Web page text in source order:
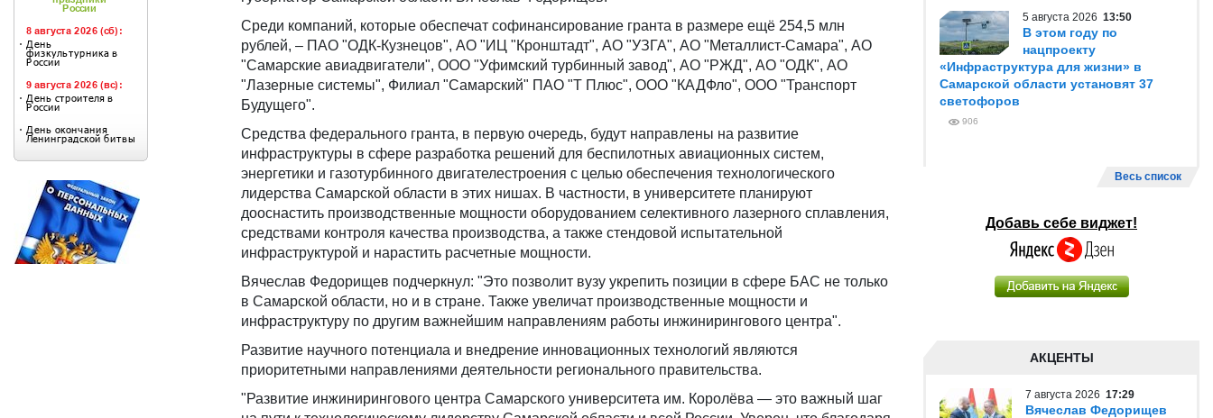
Среди компаний, которые обеспечат софинансирование гранта в размере ещё 254,5 млн
рублей, – ПАО "ОДК-Кузнецов", АО "ИЦ "Кронштадт", АО "УЗГА", АО "Металлист-Самара", АО
"Самарские авиадвигатели", ООО "Уфимский турбинный завод", АО "РЖД", АО "ОДК", АО
"Лазерные системы", Филиал "Самарский" ПАО "Т Плюс", ООО "КАДФло", ООО "Транспорт
Будущего".
Средства федерального гранта, в первую очередь, будут направлены на развитие
инфраструктуры в сфере разработка решений для беспилотных авиационных систем,
энергетики и газотурбинного двигателестроения с целью обеспечения технологического
лидерства Самарской области в этих нишах. В частности, в университете планируют
дооснастить производственные мощности оборудованием селективного лазерного сплавления,
средствами контроля качества производства, а также стендовой испытательной
инфраструктурой и нарастить расчетные мощности.
Вячеслав Федорищев подчеркнул: "Это позволит вузу укрепить позиции в сфере БАС не только
в Самарской области, но и в стране. Также увеличат производственные мощности и
инфраструктуру по другим важнейшим направлениям работы инжинирингового центра".
Развитие научного потенциала и внедрение инновационных технологий являются
приоритетными направлениями деятельности регионального правительства.
"Развитие инжинирингового центра Самарского университета им. Королёва — это важный шаг
5 августа 2026 13:50
В этом году по
нацпроекту
«Инфраструктура для жизни» в
Самарской области установят 37
светофоров
906
Весь список
Добавь себе виджет!
АКЦЕНТЫ
7 августа 2026 17:29
Вячеслав Федорищев